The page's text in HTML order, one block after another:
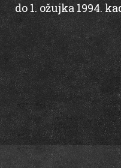
do 1. ožujka 1994.